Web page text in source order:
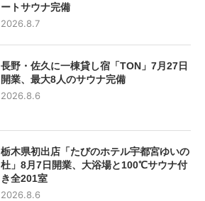
ートサウナ完備
2026.8.7
長野・佐久に一棟貸し宿「TON」7月27日
開業、最大8人のサウナ完備
2026.8.6
栃木県初出店「たびのホテル宇都宮ゆいの
杜」8月7日開業、大浴場と100℃サウナ付
き全201室
2026.8.6